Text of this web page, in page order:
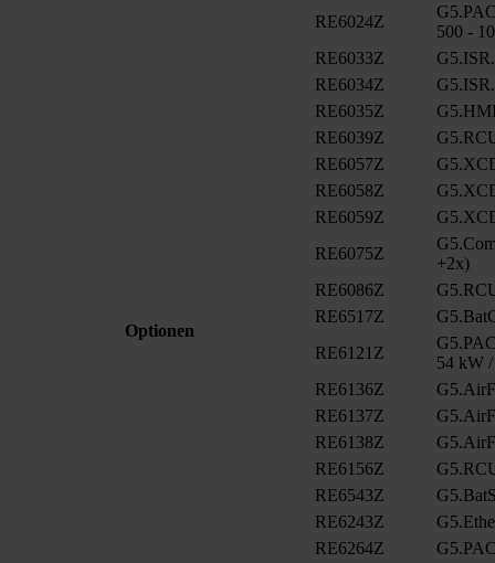
Optionen
RE6024Z
500 -
RE6033Z
RE6034Z
RE6035Z
RE6039Z
RE6057Z
RE6058Z
RE6059Z
RE6075Z
+2x)
RE6086Z
RE6517Z
RE6121Z
54 kW
RE6136Z
RE6137Z
RE6138Z
RE6156Z
RE6543Z
RE6243Z
RE6264Z